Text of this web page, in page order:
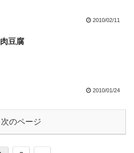
2010/02/11
肉豆腐
2010/01/24
次のページ